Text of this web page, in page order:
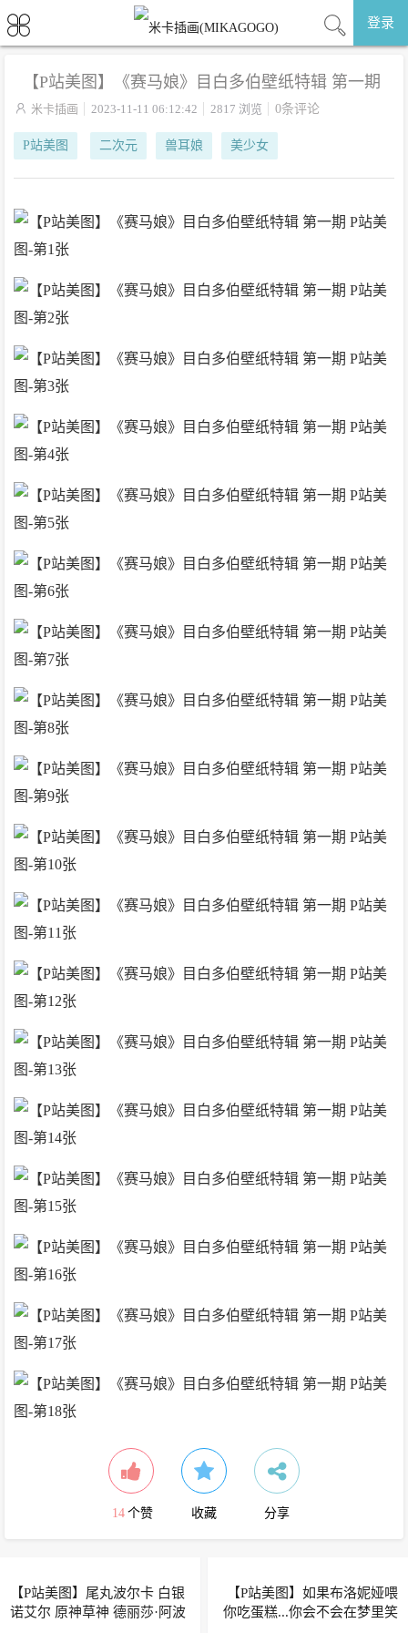
登录
【P站美图】《赛马娘》目白多伯壁纸特辑 第一期
 米卡插画 2023-11-11 06:12:42 2817 浏览 0条评论
P站美图 二次元 兽耳娘 美少女
14 个赞 收藏 分享
【P站美图】尾丸波尔卡 白银
诺艾尔 原神草神 德丽莎·阿波
【P站美图】如果布洛妮娅喂
你吃蛋糕...你会不会在梦里笑